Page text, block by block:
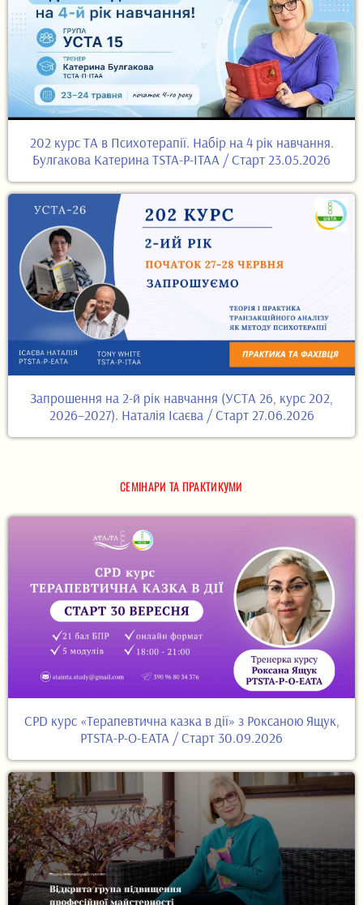
202 курс ТА в Психотерапії. Набір на 4 рік навчання.
Булгакова Катерина TSTA-P-ITAA / Старт 23.05.2026
Запрошення на 2-й рік навчання (УСТА 26, курс 202,
2026–2027). Наталія Ісаєва / Старт 27.06.2026
СЕМІНАРИ ТА ПРАКТИКУМИ
CPD курс «Терапевтична казка в дії» з Роксаною Ящук,
PTSTA-P-O-EATA / Старт 30.09.2026